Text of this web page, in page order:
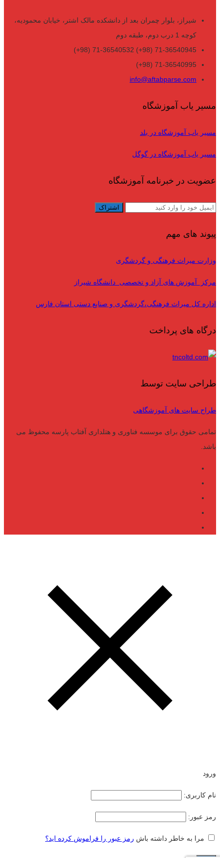
شیراز، بلوار چمران بعد از دانشکده مالک اشتر، خیابان محمودیه،
کوچه 1 درب دوم، طبقه دوم
71-36540945 (98+) 71-36540532 (98+)
71-36540995 (98+)
info@aftabparse.com
مسیر یاب آموزشگاه
مسیر یاب آموزشگاه در بلد
مسیر یاب آموزشگاه در گوگل
عضویت در خبرنامه آموزشگاه
پیوند های مهم
وزارت میراث فرهنگی و گردشگری
مرکز آموزش های آزاد و تخصصی دانشگاه شیراز
اداره کل میراث فرهنگی،گردشگری و صنایع دستی استان فارس
درگاه های پرداخت
طراحی سایت توسط
طراح سایت های آموزشگاهی
تمامی حقوق برای موسسه فناوری و هتلداری آفتاب پارسه محفوظ می
باشد.
ورود
نام کاربری:
رمز عبور:
مرا به خاطر داشته باش رمز عبور را فراموش کرده اید؟